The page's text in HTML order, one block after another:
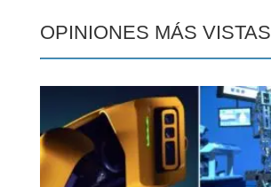
OPINIONES MÁS VISTAS